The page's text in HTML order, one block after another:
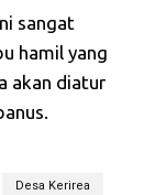
sangat
hamil yang
akan diatur
Desa Kerirea